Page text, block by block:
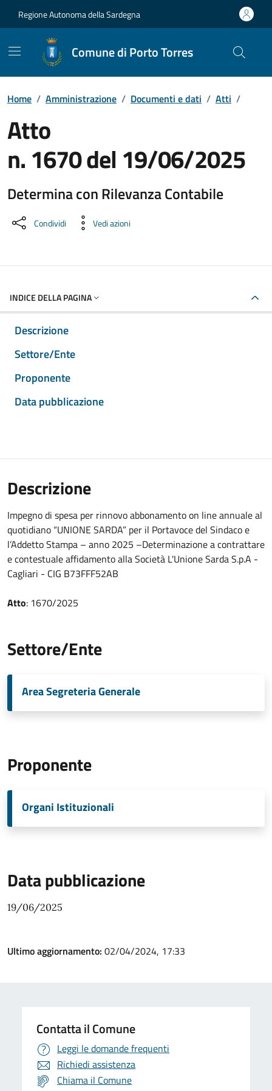
Regione Autonoma della Sardegna
Comune di Porto Torres
Home / Amministrazione / Documenti e dati / Atti /
Atto
n. 1670 del 19/06/2025
Determina con Rilevanza Contabile
Dettaglio del documento
Condividi Vedi azioni
INDICE DELLA PAGINA
Descrizione
Settore/Ente
Proponente
Data pubblicazione
Descrizione
Impegno di spesa per rinnovo abbonamento on line annuale al
quotidiano “UNIONE SARDA” per il Portavoce del Sindaco e
l’Addetto Stampa – anno 2025 –Determinazione a contrattare
e contestuale affidamento alla Società L'Unione Sarda S.p.A -
Cagliari - CIG B73FFF52AB
Atto: 1670/2025
Settore/Ente
Area Segreteria Generale
Proponente
Organi Istituzionali
Data pubblicazione
19/06/2025
Ultimo aggiornamento: 02/04/2024, 17:33
Contatta il Comune
Leggi le domande frequenti
Richiedi assistenza
Chiama il Comune